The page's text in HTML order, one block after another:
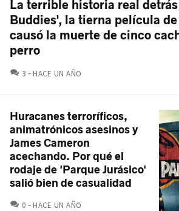
La terrible historia real
Buddies', la tierna película
causó la muerte de cinco
perro
3 COMENTARIOS
HACE UN AÑO
Huracanes terroríficos,
animatrónicos asesinos y
James Cameron
acechando. Por qué el
rodaje de 'Parque Jurásico'
salió bien de casualidad
0 COMENTARIOS
HACE UN AÑO